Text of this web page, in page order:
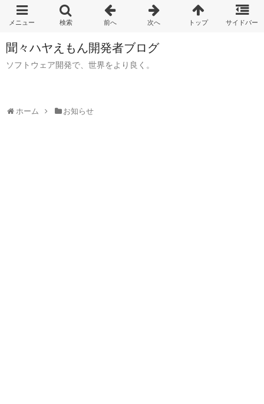
聞々ハヤえもん開発者ブログ
ソフトウェア開発で、世界をより良く。
ホーム お知らせ